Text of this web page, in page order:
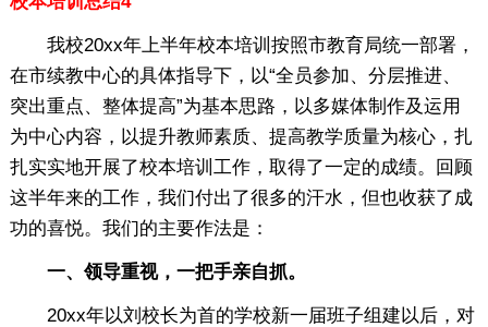
我校20xx年上半年校本培训按照市教育局统一部署，
在市续教中心的具体指导下，以“全员参加、分层推进、
突出重点、整体提高”为基本思路，以多媒体制作及运用
为中心内容，以提升教师素质、提高教学质量为核心，扎
扎实实地开展了校本培训工作，取得了一定的成绩。回顾
这半年来的工作，我们付出了很多的汗水，但也收获了成
功的喜悦。我们的主要作法是：
一、领导重视，一把手亲自抓。
20xx年以刘校长为首的学校新一届班子组建以后，对